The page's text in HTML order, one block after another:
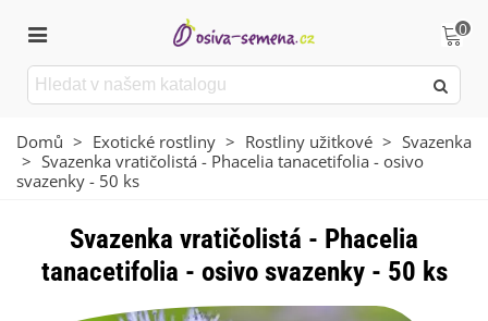
0
Domů > Exotické rostliny > Rostliny užitkové > Svazenka
> Svazenka vratičolistá - Phacelia tanacetifolia - osivo
svazenky - 50 ks
Svazenka vratičolistá - Phacelia
tanacetifolia - osivo svazenky - 50 ks